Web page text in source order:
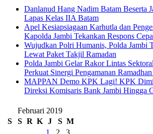
Danlanud Hang Nadim Batam Beserta
Lapas Kelas IIA Batam
Apel Kesiapsiagaan Karhutla dan
Kapolda Jambi Tekankan Respons
Wujudkan Polri Humanis, Polda Jambi
Lewat Paket Takjil Ramadan
Polda Jambi Gelar Rakor Lintas
Perkuat Sinergi Pengamanan
‎MAPPAN Demo KPK Lagi! KPK
Direksi Komisaris Bank Jambi Hingga
Februari 2019
S
S R K J S M
1
2 3